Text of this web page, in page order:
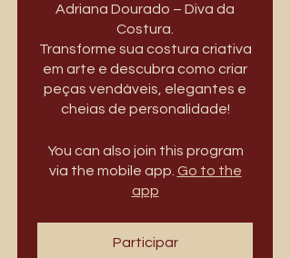
Adriana Dourado – Diva da
Costura.
Transforme sua costura criativa
em arte e descubra como criar
peças vendáveis, elegantes e
You can also join this program
via the mobile app. Go to the
app
Participar